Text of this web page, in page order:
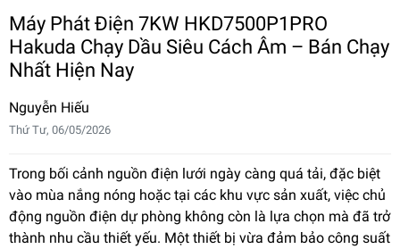
Máy Phát Điện 7KW HKD7500P1PRO
Hakuda Chạy Dầu Siêu Cách Âm – Bán Chạy
Nhất Hiện Nay
Nguyễn Hiếu
Thứ Tư, 06/05/2026
Trong bối cảnh nguồn điện lưới ngày càng quá tải, đặc biệt
vào mùa nắng nóng hoặc tại các khu vực sản xuất, việc chủ
động nguồn điện dự phòng không còn là lựa chọn mà đã trở
thành nhu cầu thiết yếu. Một thiết bị vừa đảm bảo công suất